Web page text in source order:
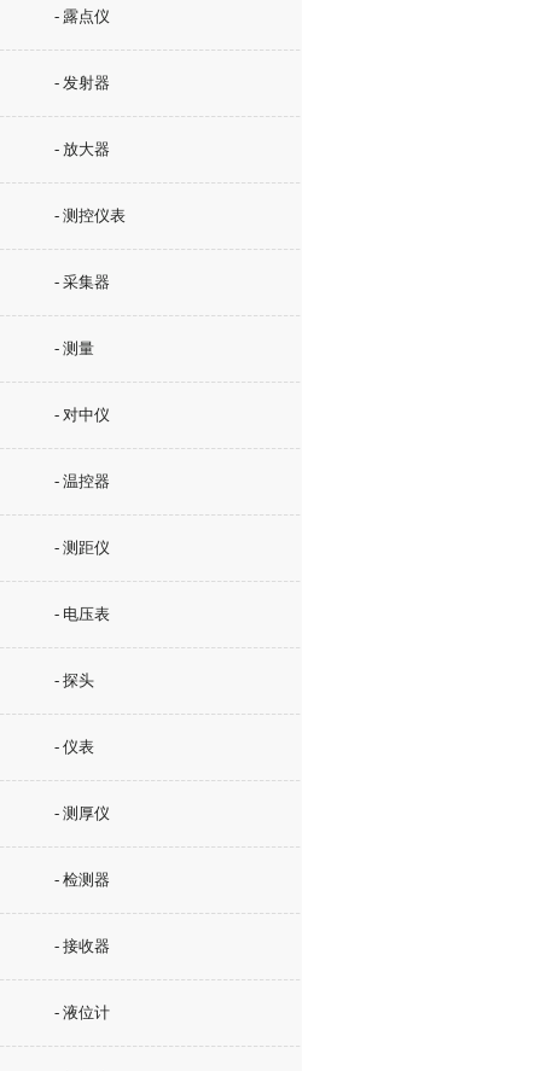
- 露点仪
- 发射器
- 放大器
- 测控仪表
- 采集器
- 测量
- 对中仪
- 温控器
- 测距仪
- 电压表
- 探头
- 仪表
- 测厚仪
- 检测器
- 接收器
- 液位计